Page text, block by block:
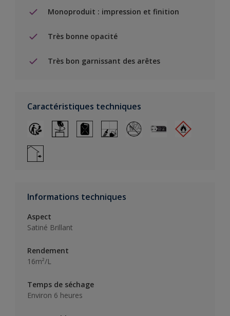
Monoproduit : impression et finition
Très bonne opacité
Très bon garnissant des arêtes
Caractéristiques techniques
Informations techniques
Aspect
Satiné Brillant
Rendement
16m²/L
Temps de séchage
Environ 6 heures